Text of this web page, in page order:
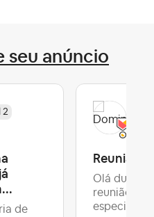
seu anúncio
2
de
Reunião
Olá duas
reunião